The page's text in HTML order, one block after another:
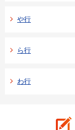
や行
ら行
わ行